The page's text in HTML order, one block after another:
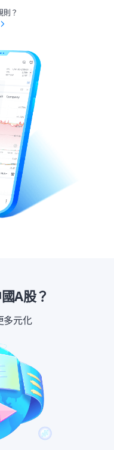
則？
A股？
多元化